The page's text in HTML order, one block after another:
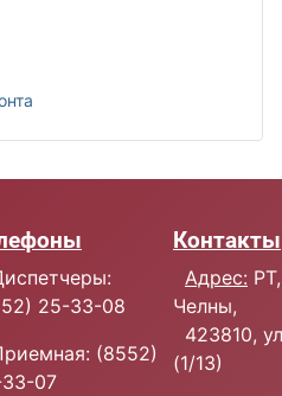
25-33-08
(8552)
07
Контакты
Адрес:
Челны,
423810,
(1/13)